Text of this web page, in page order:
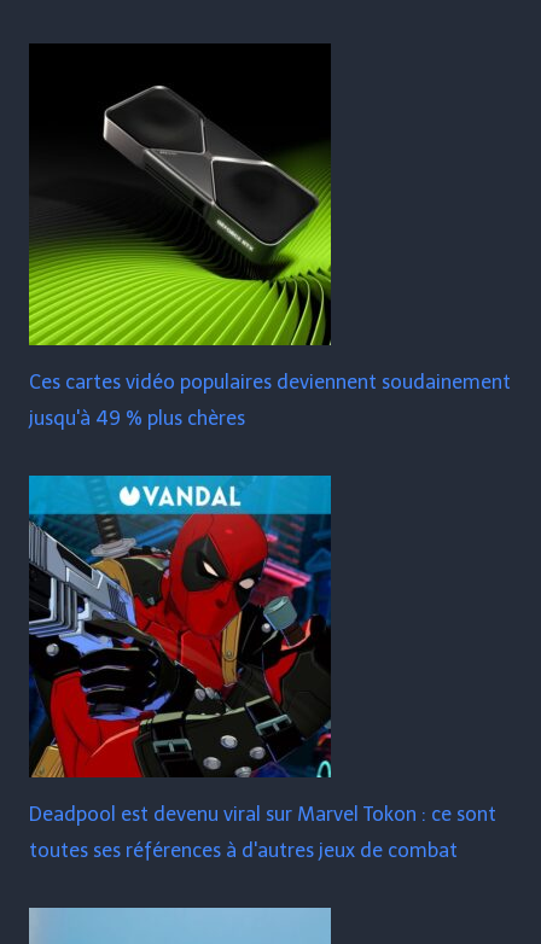
Ces cartes vidéo populaires deviennent soudainement
jusqu'à 49 % plus chères
Deadpool est devenu viral sur Marvel Tokon : ce sont
toutes ses références à d'autres jeux de combat